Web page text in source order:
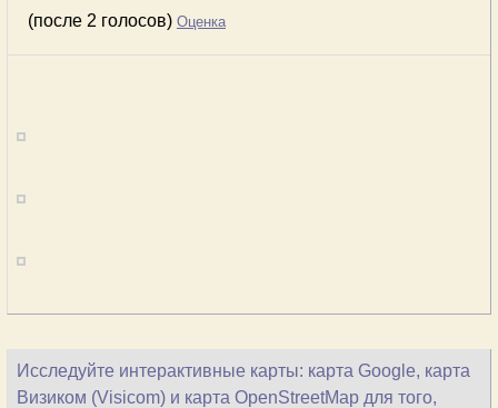
(после 2 голосов) Оценка
Исследуйте интерактивные карты: карта Google, карта
Визиком (Visicom) и карта OpenStreetMap для того,